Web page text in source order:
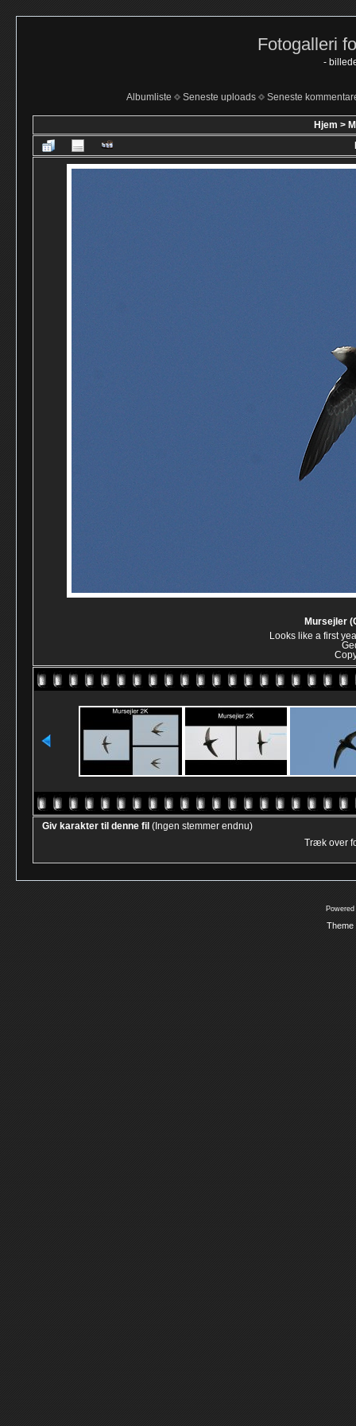
Fotogalleri
-
Albumliste Seneste uploads Seneste
Hjem >
Mursejler
Looks like a first
Giv karakter til denne fil (Ingen stemmer endnu)
Træk over
Theme